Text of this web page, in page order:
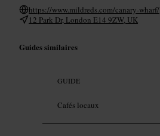
https://www.mildreds.com/canary-wharf/
12 Park Dr, London E14 9ZW, UK
Guides similaires
GUIDE
Cafés locaux